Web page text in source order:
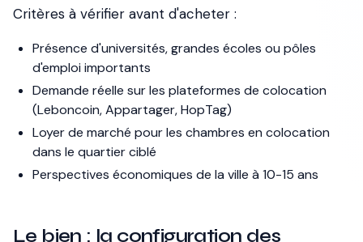
Critères à vérifier avant d'acheter :
Présence d'universités, grandes écoles ou pôles
d'emploi importants
Demande réelle sur les plateformes de colocation
(Leboncoin, Appartager, HopTag)
Loyer de marché pour les chambres en colocation
dans le quartier ciblé
Perspectives économiques de la ville à 10-15 ans
Le bien : la configuration des